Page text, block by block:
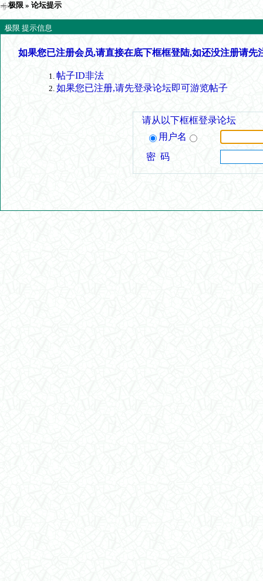
极限 » 论坛提示
极限 提示信息
如果您已注册会员,请直接在底下框框登陆,如还没注册请先
帖子ID非法
如果您已注册,请先登录论坛即可游览帖子
请从以下框框登录论坛
用户名
密 码